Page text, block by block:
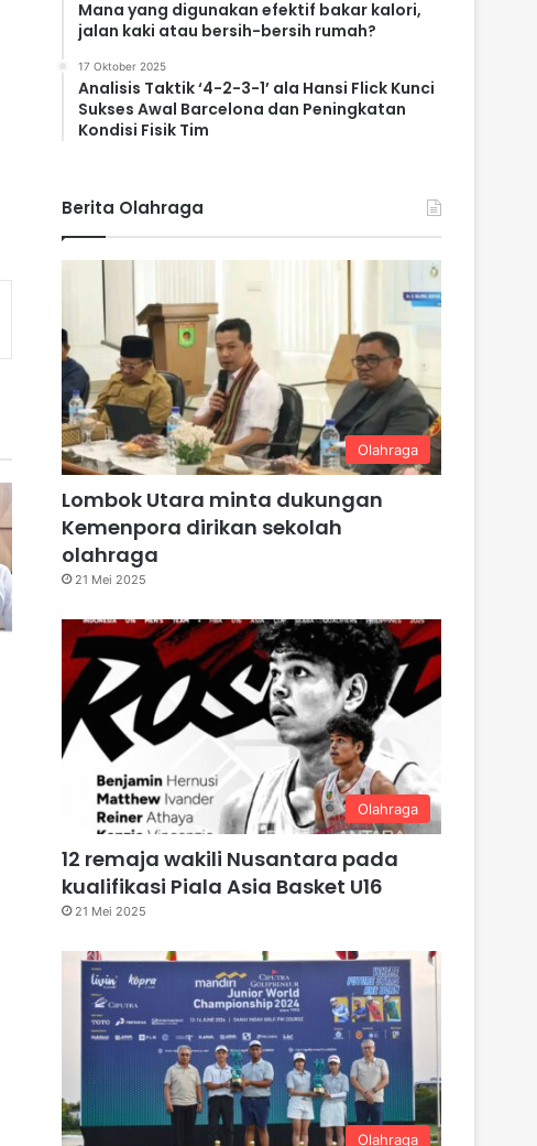
Mana yang digunakan efektif bakar kalori,
jalan kaki atau bersih-bersih rumah?
17 Oktober 2025
Analisis Taktik ‘4-2-3-1’ ala Hansi Flick Kunci
Sukses Awal Barcelona dan Peningkatan
Kondisi Fisik Tim
Berita Olahraga
Olahraga
Lombok Utara minta dukungan
Kemenpora dirikan sekolah
olahraga
21 Mei 2025
Olahraga
12 remaja wakili Nusantara pada
kualifikasi Piala Asia Basket U16
21 Mei 2025
Olahraga